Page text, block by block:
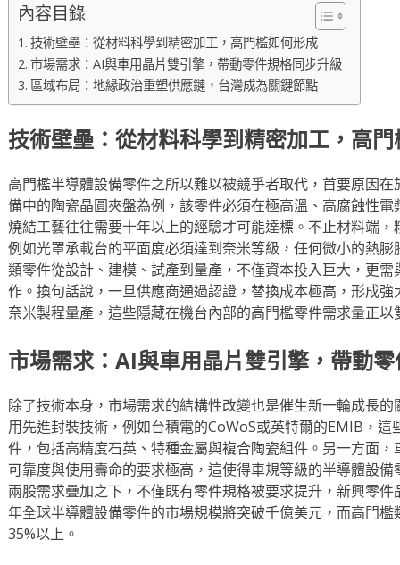
內容目錄
技術壁壘：從材料科學到精密加工，高門檻如何形成
市場需求：AI與車用晶片雙引擎，帶動零件規格同步升級
區域布局：地緣政治重塑供應鏈，台灣成為關鍵節點
技術壁壘：從材料科學到精密加工，高
高門檻半導體設備零件之所以難以被競爭者取代，首要原因
備中的陶瓷晶圓夾盤為例，該零件必須在極高溫、高腐蝕性
燒結工藝往往需要十年以上的經驗才可能達標。不止材料端
例如光罩承載台的平面度必須達到奈米等級，任何微小的熱
類零件從設計、建模、試產到量產，不僅資本投入巨大，更
作。換句話說，一旦供應商通過認證，替換成本極高，形成
奈米製程量產，這些隱藏在機台內部的高門檻零件需求量正以
市場需求：AI與車用晶片雙引擎，帶動
除了技術本身，市場需求的結構性改變也是催生新一輪成長
用先進封裝技術，例如台積電的CoWoS或英特爾的EMIB，
件，包括高精度石英、特種金屬與複合陶瓷組件。另一方面
可靠度與使用壽命的要求極高，這使得車規等級的半導體設
兩股需求疊加之下，不僅既有零件規格被要求提升，新興零
年全球半導體設備零件的市場規模將突破千億美元，而高門
35%以上。